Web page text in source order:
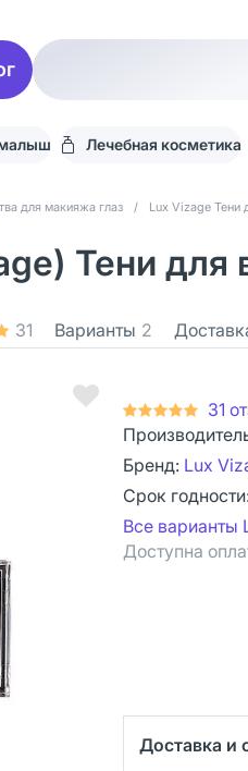
Лечебная косметика
для макияжа глаз / Lux Vizage Тени
Тени для
31 Варианты 2
31
Бренд: Lux
Срок годности:
Все варианты
Доступна
Доставка и